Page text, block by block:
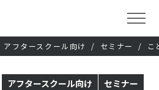
アフタースクール向け セミナー こ
アフタースクール向け セミナー